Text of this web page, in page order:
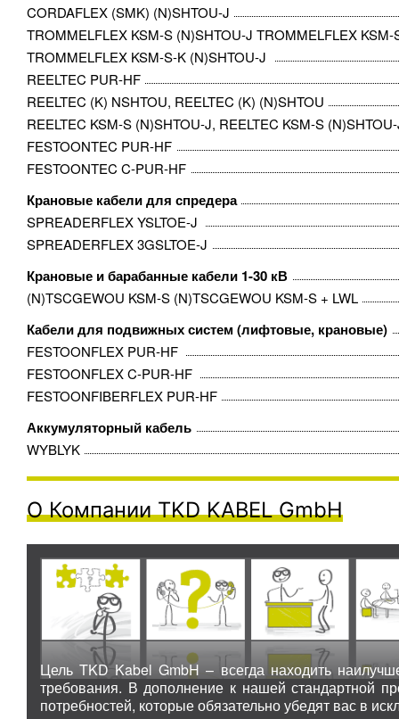
CORDAFLEX (SMK) (N)SHTOU-J
TROMMELFLEX KSM-S (N)SHTOU-J TROMMELFLEX
TROMMELFLEX KSM-S-K (N)SHTOU-J ​
REELTEC PUR-HF
REELTEC (K) NSHTOU, REELTEC (K) (N)SHTOU
REELTEC KSM-S (N)SHTOU-J, REELTEC KSM-S
FESTOONTEC PUR-HF
FESTOONTEC C-PUR-HF
Крановые кабели для спредера
SPREADERFLEX YSLTOE-J ​
SPREADERFLEX 3GSLTOE-J
Крановые и барабанные кабели 1-30 кВ
(N)TSCGEWOU KSM-S (N)TSCGEWOU KSM-S + LWL
Кабели для подвижных систем (лифтовые, крановые)
FESTOONFLEX PUR-HF ​
FESTOONFLEX C-PUR-HF ​
FESTOONFIBERFLEX PUR-HF
Аккумуляторный кабель
WYBLYK
О Компании TKD KABEL GmbH
Цель TKD Kabel GmbH – всегда находить
требования. В дополнение к нашей стандартной
потребностей, которые обязательно убедят вас в